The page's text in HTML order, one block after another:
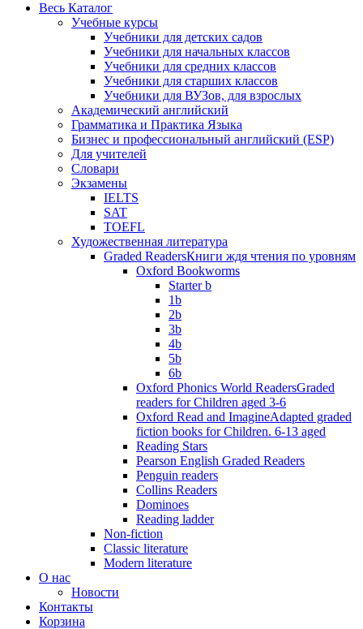
Весь Каталог
Учебные курсы
Учебники для детских садов
Учебники для начальных классов
Учебники для средних классов
Учебники для старших классов
Учебники для ВУЗов, для взрослых
Академический английский
Грамматика и Практика Языка
Бизнес и профессиональный английский (ESP)
Для учителей
Словари
Экзамены
IELTS
SAT
TOEFL
Художественная литература
Graded ReadersКниги ждя чтения по уровням
Oxford Bookworms
Starter b
1b
2b
3b
4b
5b
6b
Oxford Phonics World ReadersGraded
readers for Children aged 3-6
Oxford Read and ImagineAdapted graded
fiction books for Children. 6-13 aged
Reading Stars
Pearson English Graded Readers
Penguin readers
Collins Readers
Dominoes
Reading ladder
Non-fiction
Classic literature
Modern literature
О нас
Новости
Контакты
Корзина